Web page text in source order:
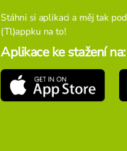
Stáhni si aplikaci a měj tak
(Tl)appku na to!
Aplikace ke stažení na: